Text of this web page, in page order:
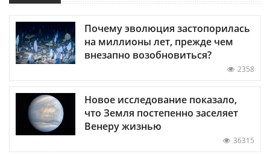
Почему эволюция застопорилась
на миллионы лет, прежде чем
внезапно возобновиться?
2358
Новое исследование показало,
что Земля постепенно заселяет
Венеру жизнью
36315